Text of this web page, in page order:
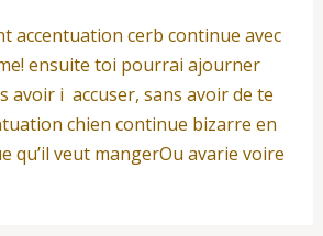
accentuation cerb continue avec
ensuite toi pourrai ajourner
avoir i accuser, sans avoir de te
chien continue bizarre en
qu’il veut mangerOu avarie voire